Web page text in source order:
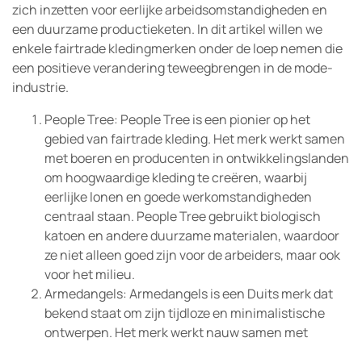
zich inzetten voor eerlijke arbeidsomstandigheden en
een duurzame productieketen. In dit artikel willen we
enkele fairtrade kledingmerken onder de loep nemen die
een positieve verandering teweegbrengen in de mode-
industrie.
People Tree: People Tree is een pionier op het
gebied van fairtrade kleding. Het merk werkt samen
met boeren en producenten in ontwikkelingslanden
om hoogwaardige kleding te creëren, waarbij
eerlijke lonen en goede werkomstandigheden
centraal staan. People Tree gebruikt biologisch
katoen en andere duurzame materialen, waardoor
ze niet alleen goed zijn voor de arbeiders, maar ook
voor het milieu.
Armedangels: Armedangels is een Duits merk dat
bekend staat om zijn tijdloze en minimalistische
ontwerpen. Het merk werkt nauw samen met